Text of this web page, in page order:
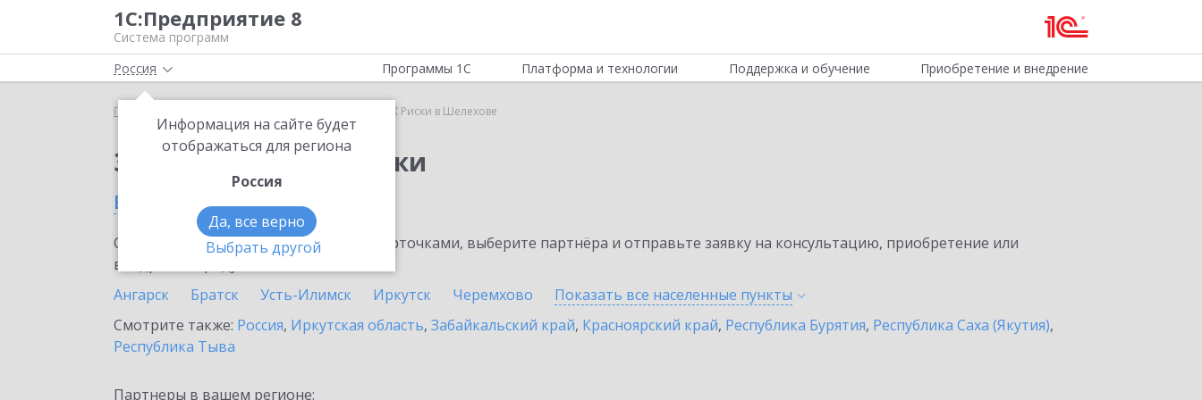
1С:Предприятие 8
Система программ
Россия
Информация на сайте будет
отображаться для региона
Россия
Да, все верно
Выбрать другой
Программы 1С Платформа и технологии Поддержка и обучение Приобретение и внедрение
Главная 1СПАРК Риски в Шелехове
Заказать 1СПАРК Риски
в Шелехове
Ознакомьтесь с информационными карточками, выберите партнёра и отправьте заявку на консультацию, приобретение или
внедрение продукта.
Ангарск
Братск Усть-Илимск Иркутск Черемхово Показать все населенные пункты
Смотрите также: Россия, Иркутская область, Забайкальский край, Красноярский край, Республика Бурятия, Республика Саха (Якутия),
Республика Тыва
Партнеры в вашем регионе: